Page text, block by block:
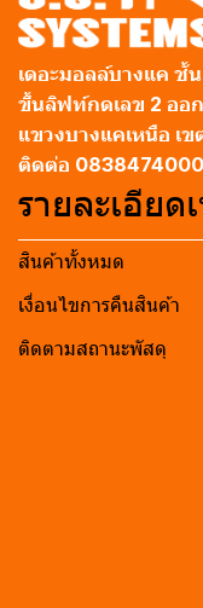
เดอะมอลล์บางแค ชั้
ขึ้นลิฟท์กดเลข 2 ออ
แขวงบางแคเหนือ เ
ติดต่อ
รายละเอียด
สินค้าทั้งหมด
เงื่อนไขการคืนสินค้า
ติดตามสถานะพัสดุ